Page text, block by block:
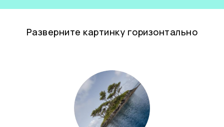
Разверните картинку горизонтально